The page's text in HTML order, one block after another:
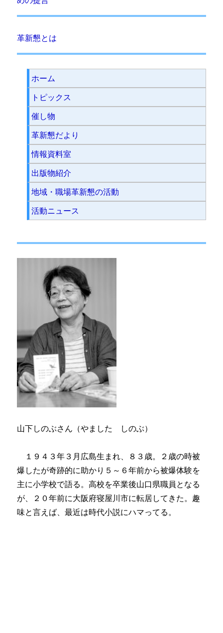
革新懇とは
ホーム
トピックス
催し物
革新懇だより
情報資料室
出版物紹介
地域・職場革新懇の活動
活動ニュース
山下しのぶさん（やました しのぶ）
１９４３年３月広島生まれ、８３歳。２歳の時被
爆したが奇跡的に助かり５～６年前から被爆体験を
主に小学校で語る。高校を卒業後山口県職員となる
が、２０年前に大阪府寝屋川市に転居してきた。趣
味と言えば、最近は時代小説にハマってる。